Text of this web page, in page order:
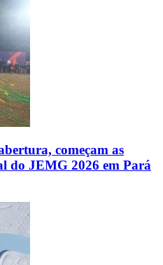
começam as
do JEMG 2026 em Pará